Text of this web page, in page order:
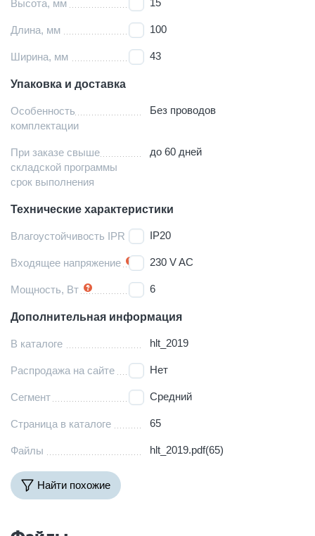
Высота, мм
Длина, мм 100
Ширина, мм 43
Упаковка и доставка
Особенность
комплектации
Без проводов
При заказе свыше
складской программы
срок выполнения
до 60 дней
Технические характеристики
Влагоустойчивость IPR IP20
Входящее напряжение 230 V AC
Мощность, Вт 6
Дополнительная информация
В каталоге hlt_2019
Распродажа на сайте Нет
Сегмент Средний
Страница в каталоге 65
Файлы hlt_2019.pdf(65)
Найти похожие